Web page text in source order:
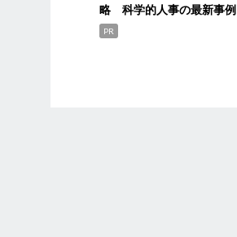
略 科学的人事の最新事例
PR